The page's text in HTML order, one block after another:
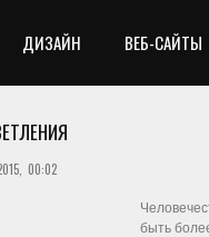
ДИЗАЙН ВЕБ-САЙТЫ
00:02
быть